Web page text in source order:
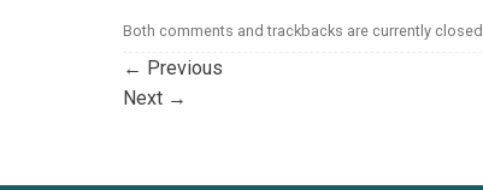
Both comments and trackbacks are currently closed.
← Previous
Next →